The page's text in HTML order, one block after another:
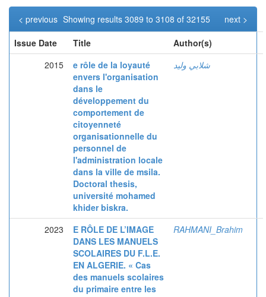
Showing results 3089 to 3108 of 32155
< previous
next >
Issue Date
Title
Author(s)
2015
e rôle de la loyauté
envers l'organisation
dans le
développement du
comportement de
citoyenneté
organisationnelle du
personnel de
l'administration locale
dans la ville de msila.
Doctoral thesis,
université mohamed
khider biskra.
شلابي وليد
2023
E RÔLE DE L’IMAGE
DANS LES MANUELS
SCOLAIRES DU F.L.E.
EN ALGERIE. « Cas
des manuels scolaires
du primaire entre les
RAHMANI_Brahim